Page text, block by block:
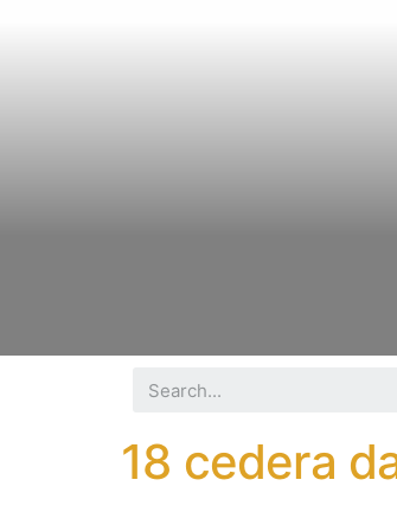
18 cedera